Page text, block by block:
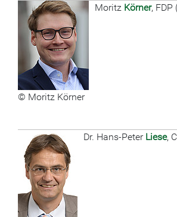
© Moritz Körner
Moritz Körner, FDP
Dr. Hans-Peter Liese,